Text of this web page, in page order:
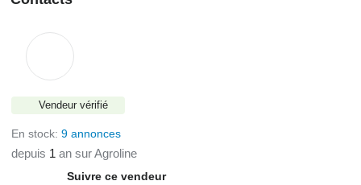
Vendeur vérifié
En stock: 9 annonces
depuis 1 an sur Agroline
Suivre ce vendeur